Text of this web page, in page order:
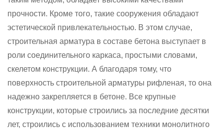
прочности. Кроме того, такие сооружения обладают
эстетической привлекательностью. В этом случае,
строительная арматура в составе бетона выступает в
роли соединительного каркаса, простыми словами,
скелетом конструкции. А благодаря тому, что
поверхность строительной арматуры рифленая, то она
надежно закрепляется в бетоне. Все крупные
конструкции, которые строились за последние десятки
лет, строились с использованием техники монолитного